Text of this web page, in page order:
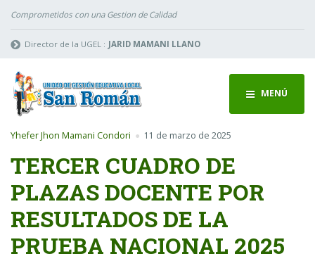
Comprometidos con una Gestion de Calidad
Director de la UGEL : JARID MAMANI LLANO
MENÚ
Yhefer Jhon Mamani Condori 11 de marzo de 2025
TERCER CUADRO DE
PLAZAS DOCENTE POR
RESULTADOS DE LA
PRUEBA NACIONAL 2025